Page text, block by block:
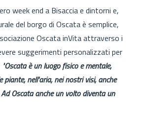
week end a Bisaccia e dintorni e,
del borgo di Oscata è semplice,
Oscata inVita attraverso i
suggerimenti personalizzati per
"Oscata è un luogo fisico e mentale,
piante, nell'aria, nei nostri visi, anche
Oscata anche un volto diventa un